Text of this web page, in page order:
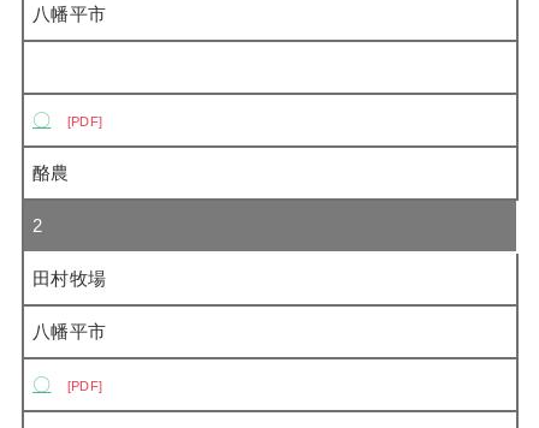
八幡平市
〇 PDF
酪農
2
田村牧場
八幡平市
〇 PDF